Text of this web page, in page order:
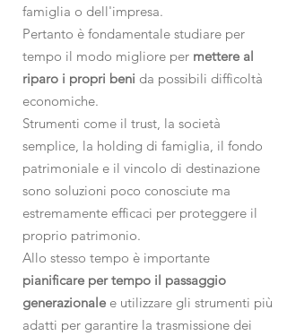
famiglia o dell'impresa.
Pertanto è fondamentale studiare per
tempo il modo migliore per mettere al
riparo i propri beni da possibili difficoltà
economiche.
Strumenti come il trust, la società
semplice, la holding di famiglia, il fondo
patrimoniale e il vincolo di destinazione
sono soluzioni poco conosciute ma
estremamente efficaci per proteggere il
proprio patrimonio.
Allo stesso tempo è importante
pianificare per tempo il passaggio
generazionale e utilizzare gli strumenti più
adatti per garantire la trasmissione dei